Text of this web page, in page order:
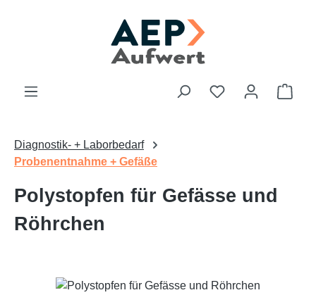
Du hast 0
Diagnostik- + Laborbedarf
Probenentnahme + Gefäße
Polystopfen für Gefässe und
Röhrchen
Bildergalerie überspringen